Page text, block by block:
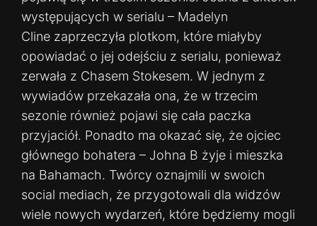
występujących w serialu – Madelyn
Cline zaprzeczyła plotkom, które miałyby
opowiadać o jej odejściu z serialu, ponieważ
zerwała z Chasem Stokesem. W jednym z
wywiadów przekazała ona, że w trzecim
sezonie również pojawi się cała paczka
przyjaciół. Ponadto ma okazać się, że ojciec
głównego bohatera – Johna B żyje i mieszka
na Bahamach. Twórcy oznajmili w swoich
social mediach, że przygotowali dla widzów
wiele nowych wydarzeń, które będziemy mogli